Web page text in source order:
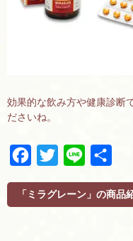
効果的な飲み方や健康診断
ださいね。
w
「ミラグレーン」の商品